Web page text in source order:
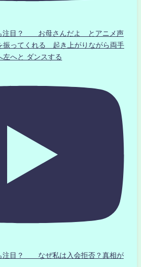
注目？ お母さんだよ とアニメ声
振ってくれる 起き上がりながら両手
へと ダンスする
注目？ なぜ私は入会拒否？真相が